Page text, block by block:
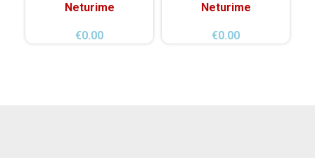
Neturime
€0.00
Neturime
€0.00